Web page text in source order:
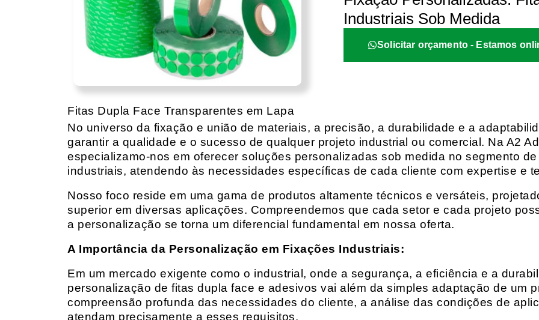
Industriais Sob Medida
Solicitar orçamento - Estamos
Fitas Dupla Face Transparentes em Lapa
No universo da fixação e união de materiais, a precisão, a durabilidade e a
garantir a qualidade e o sucesso de qualquer projeto industrial ou comercial. Na A2
especializamo-nos em oferecer soluções personalizadas sob medida no segmento
industriais, atendendo às necessidades específicas de cada cliente com expertise e
Nosso foco reside em uma gama de produtos altamente técnicos e versáteis,
superior em diversas aplicações. Compreendemos que cada setor e cada projeto
a personalização se torna um diferencial fundamental em nossa oferta.
A Importância da Personalização em Fixações Industriais:
Em um mercado exigente como o industrial, onde a segurança, a eficiência e a
personalização de fitas dupla face e adesivos vai além da simples adaptação de um
compreensão profunda das necessidades do cliente, a análise das condições de
atendam precisamente a esses requisitos.